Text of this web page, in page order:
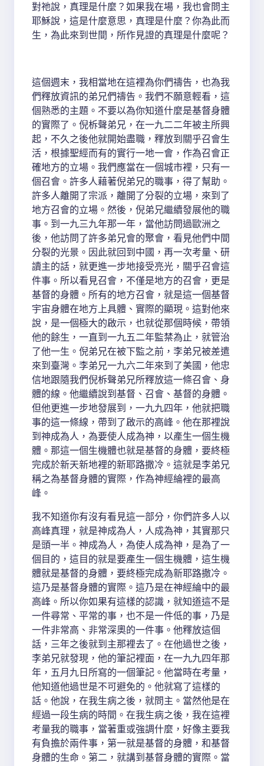
對祂說，真理是什麼？如果我在場，我也會問主
耶穌說，這是什麼意思，真理是什麼？你為此而
生，為此來到世間，所作見證的真理是什麼呢？
這個週末，我相當地在這裡為你們禱告，也為我
們釋放資訊的弟兄們禱告。我們不願意輕看，這
個熟悉的主題。不要以為你知道什麼是基督身體
的實際了。倪柝聲弟兄，在一九二二年被主所興
起，不久之後他就開始盡職，釋放到關乎召會生
活，根據聖經而有的實行一地一會，作為召會正
確地方的立場。我們應當在一個城市裡，只有一
個召會。許多人藉著倪弟兄的職事，得了幫助。
許多人離開了宗派，離開了分裂的立場，來到了
地方召會的立場。然後，倪弟兄繼續發展他的職
事。到一九三九年那一年，當他訪問過歐洲之
後，他訪問了許多弟兄會的聚會，看見他們中間
分裂的光景。因此就回到中國，再一次考量、研
讀主的話，就更進一步地接受亮光，關乎召會這
件事。所以看見召會，不僅是地方的召會，更是
基督的身體。所有的地方召會，就是這一個基督
宇宙身體在地方上具體、實際的顯現。這對他來
說，是一個極大的啟示，也就從那個時候，帶領
他的餘生，一直到一九五二年監禁為止，就管治
了他一生。倪弟兄在被下監之前，李弟兄被差遣
來到臺灣。李弟兄一九六二年來到了美國，他忠
信地跟隨我們倪柝聲弟兄所釋放這一條召會、身
體的線。他繼續說到基督、召會、基督的身體。
但他更進一步地發展到，一九九四年，他就把職
事的這一條線，帶到了啟示的高峰。他在那裡說
到神成為人，為要使人成為神，以產生一個生機
體。那這一個生機體也就是基督的身體，要終極
完成於新天新地裡的新耶路撒冷。這就是李弟兄
稱之為基督身體的實際，作為神經綸裡的最高
峰。
我不知道你有沒有看見這一部分，你們許多人以
高峰真理，就是神成為人，人成為神，其實那只
是頭一半。神成為人，為使人成為神，是為了一
個目的，這目的就是要產生一個生機體，這生機
體就是基督的身體，要終極完成為新耶路撒冷。
這乃是基督身體的實際。這乃是在神經綸中的最
高峰。所以你如果有這樣的認識，就知道這不是
一件尋常、平常的事，也不是一件低的事，乃是
一件非常高、非常深奧的一件事。他釋放這個
話，三年之後就到主那裡去了。在他過世之後，
李弟兄就發現，他的筆記裡面，在一九九四年那
年，五月九日所寫的一個筆記。他當時在考量，
他知道他過世是不可避免的。他就寫了這樣的
話。他說，在我生病之後，就問主。當然他是在
經過一段生病的時間。在我生病之後，我在這裡
考量我的職事，當著重或強調什麼，好像主要我
有負擔於兩件事，第一就是基督的身體，和基督
身體的生命。第二，就講到基督身體的實際。當